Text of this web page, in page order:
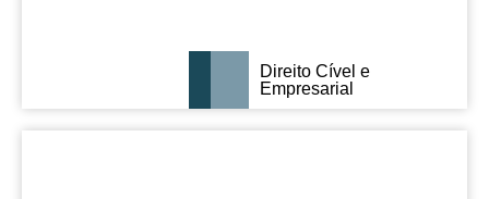
Direito Cível e
Empresarial